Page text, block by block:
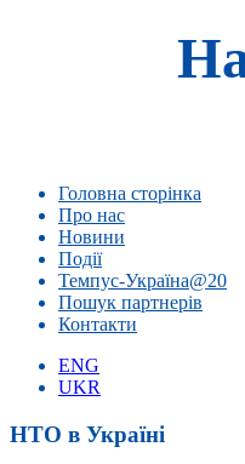
Головна сторінка
Про нас
Новини
Події
Темпус-Україна@20
Пошук партнерів
Контакти
ENG
UKR
НТО в Україні